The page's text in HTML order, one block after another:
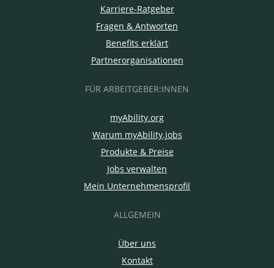
Karriere-Ratgeber
Fragen & Antworten
Benefits erklärt
Partnerorganisationen
FÜR ARBEITGEBER:INNEN
myAbility.org
Warum myAbility.jobs
Produkte & Preise
Jobs verwalten
Mein Unternehmensprofil
ALLGEMEIN
Über uns
Kontakt